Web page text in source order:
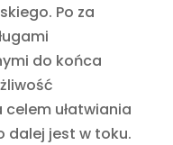
Po za
do końca
ułatwiania
dalej jest w toku.